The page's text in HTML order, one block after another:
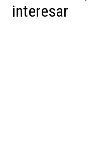
interesar